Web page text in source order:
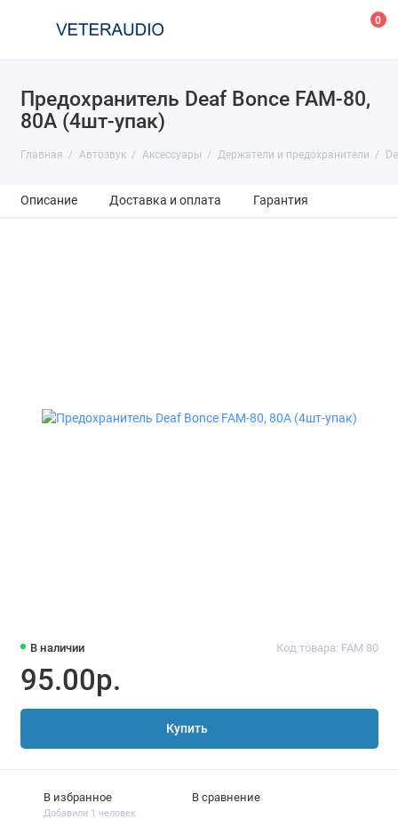
0
Предохранитель Deaf Bonce FAM-80,
80A (4шт-упак)
Главная Автозвук Аксессуары Держатели и предохранители
Описание Доставка и оплата Гарантия
В наличии Код товара: FAM 80
95.00р.
Купить
В избранное
Добавили 1 человек
В сравнение